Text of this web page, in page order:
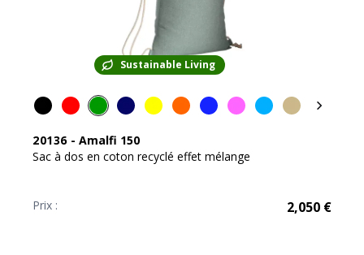
Sustainable Living
20136 - Amalfi 150
Sac à dos en coton recyclé effet mélange
Prix : 2,050 €